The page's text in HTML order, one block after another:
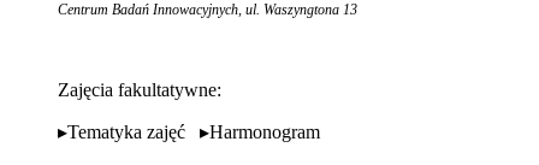
Centrum Badań Innowacyjnych, ul. Waszyngtona 13
Zajęcia fakultatywne:
▸Tematyka zajęć ▸Harmonogram